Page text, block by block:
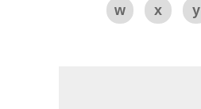
w x y